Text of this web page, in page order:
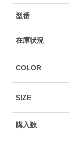
型番
在庫状況
COLOR
SIZE
購入数